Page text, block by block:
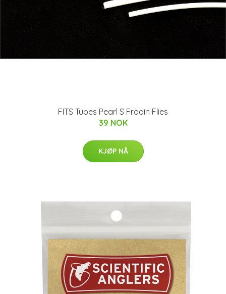
FITS Tubes Pearl S Frödin Flies
39 NOK
KJØP NÅ